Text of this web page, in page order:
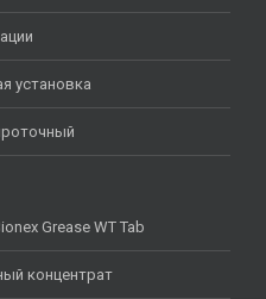
установка
Grease WT Tab
концентрат